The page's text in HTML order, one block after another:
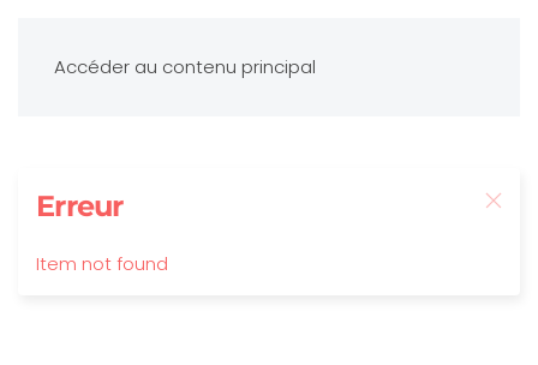
Accéder au contenu principal
Erreur
Item not found